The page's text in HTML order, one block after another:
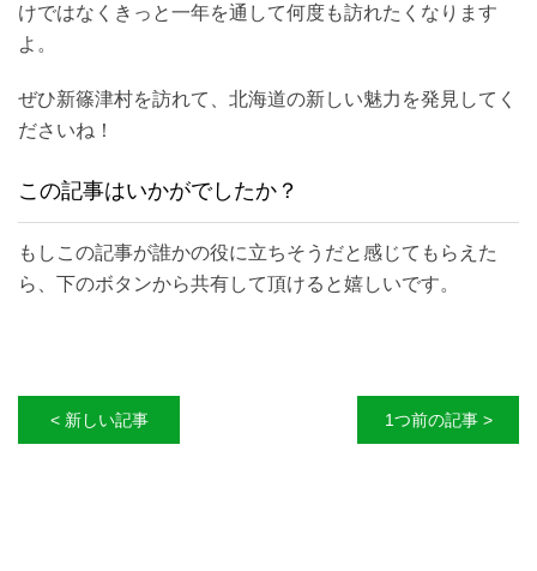
けではなくきっと一年を通して何度も訪れたくなります
よ。
ぜひ新篠津村を訪れて、北海道の新しい魅力を発見してく
ださいね！
この記事はいかがでしたか？
もしこの記事が誰かの役に立ちそうだと感じてもらえた
ら、下のボタンから共有して頂けると嬉しいです。
< 新しい記事 1つ前の記事 >